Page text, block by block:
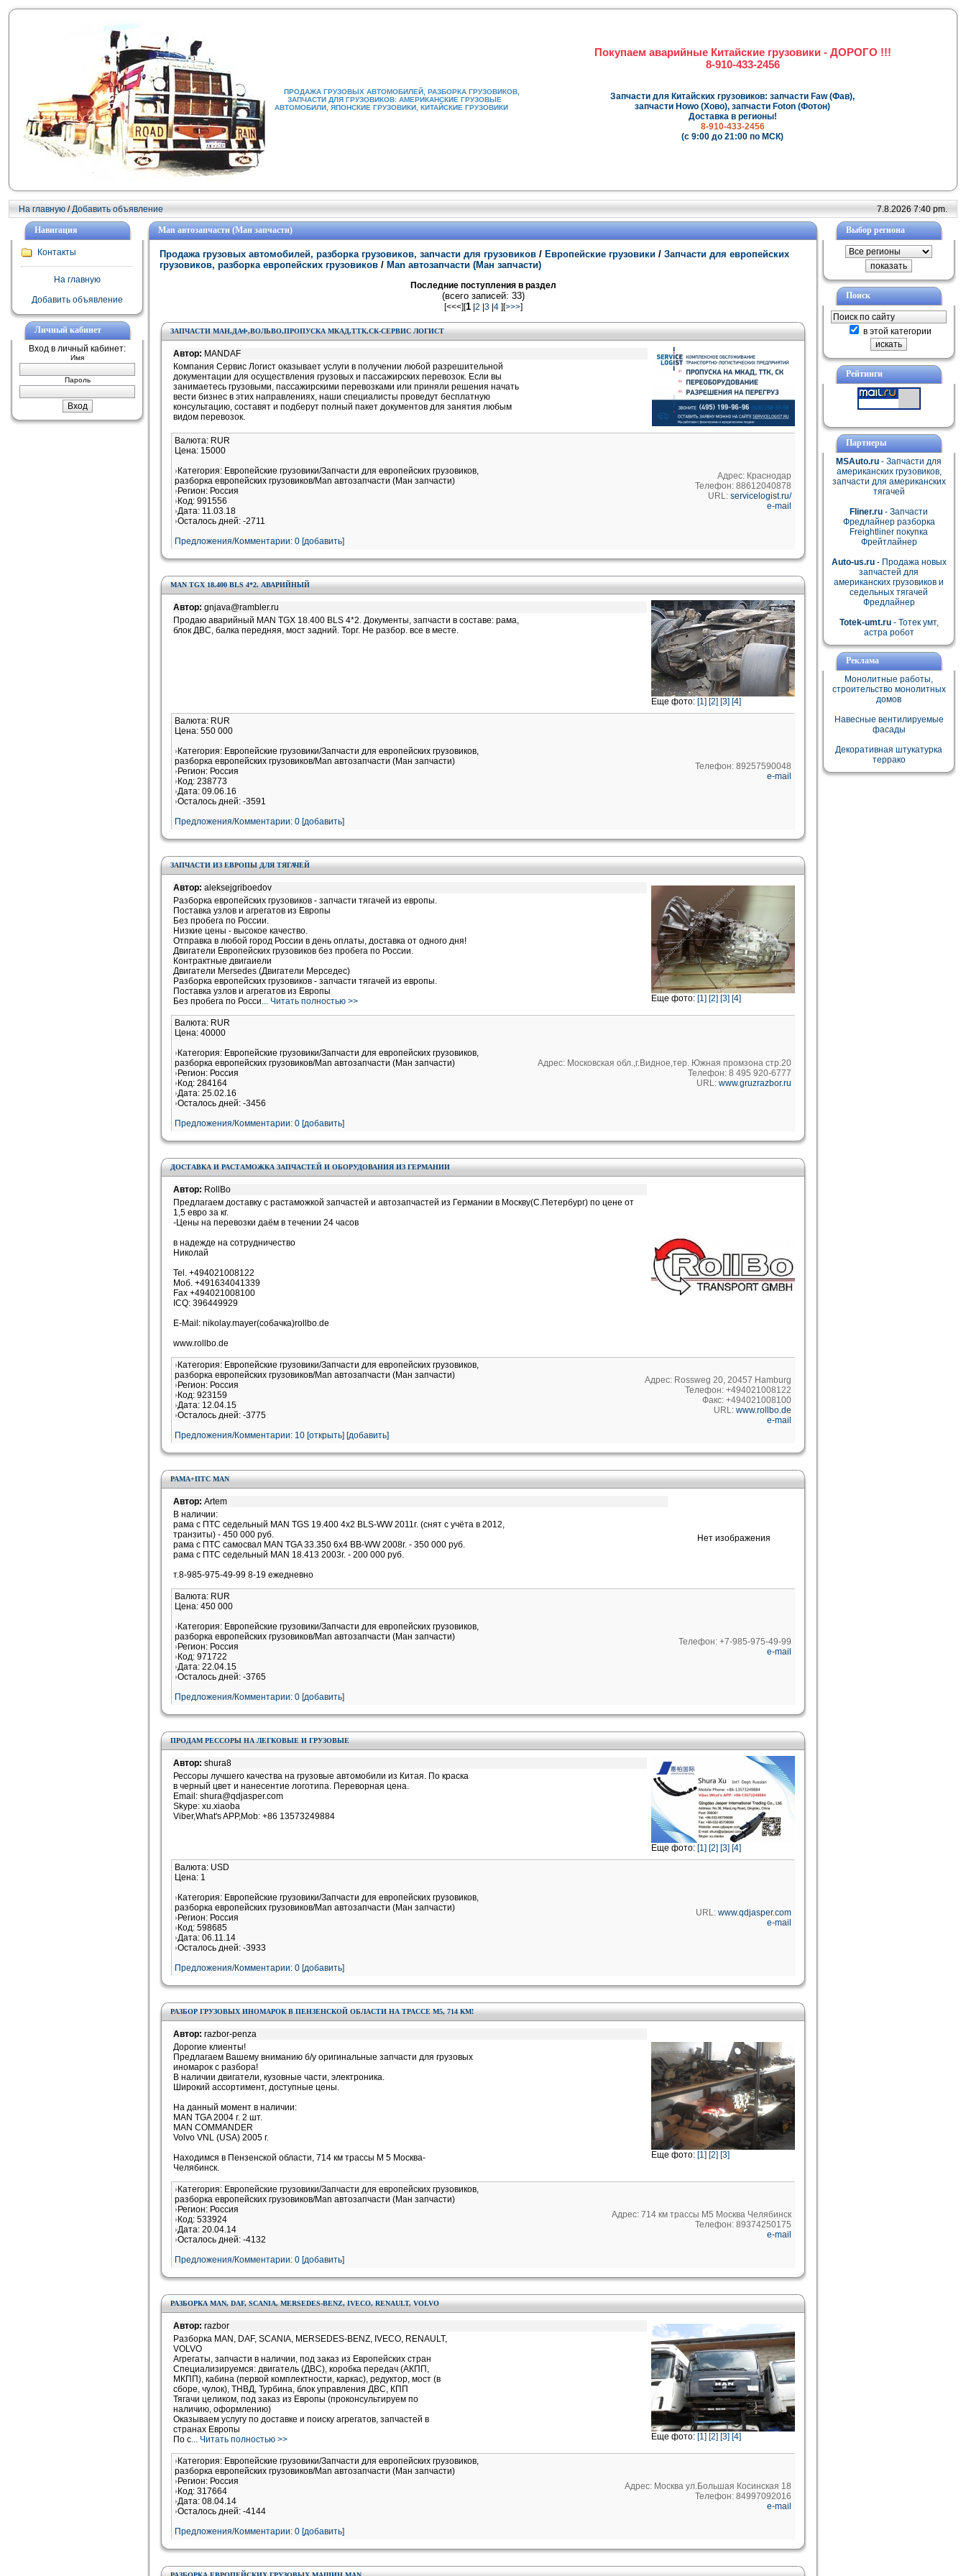
ПРОДАЖА ГРУЗОВЫХ АВТОМОБИЛЕЙ, РАЗБОРКА ГРУЗОВИКОВ,
ЗАПЧАСТИ ДЛЯ ГРУЗОВИКОВ: АМЕРИКАНСКИЕ ГРУЗОВЫЕ
АВТОМОБИЛИ, ЯПОНСКИЕ ГРУЗОВИКИ, КИТАЙСКИЕ ГРУЗОВИКИ
Покупаем аварийные Китайские грузовики - ДОРОГО !!!
8-910-433-2456
Запчасти для Китайских грузовиков: запчасти Faw (Фав),
запчасти Howo (Хово), запчасти Foton (Фотон)
Доставка в регионы!
8-910-433-2456
(с 9:00 до 21:00 по МСК)
На главную /Добавить объявление 7.8.2026 7:40 pm.
Навигация
Контакты
На главную
Добавить объявление
Личный кабинет
Вход в личный кабинет:
Имя
Пароль
Man автозапчасти (Ман запчасти)
Продажа грузовых автомобилей, разборка грузовиков, запчасти для грузовиков / Европейские грузовики / Запчасти для европейских
грузовиков, разборка европейских грузовиков / Man автозапчасти (Ман запчасти)
Последние поступления в раздел
(всего записей: 33)
[<<<][1| 2 3| 4][>>>]
ЗАПЧАСТИ МАН,ДАФ,ВОЛЬВО,ПРОПУСКА МКАД,ТТК,СК-СЕРВИС ЛОГИСТ
Автор: MANDAF
Компания Сервис Логист оказывает услуги в получении любой разрешительной
документации для осуществления грузовых и пассажирских перевозок. Если вы
занимаетесь грузовыми, пассажирскими перевозками или приняли решения начать
вести бизнес в этих направлениях, наши специалисты проведут бесплатную
консультацию, составят и подберут полный пакет документов для занятия любым
видом перевозок.
Валюта: RUR
Цена: 15000
Категория: Европейские грузовики/Запчасти для европейских грузовиков,
разборка европейских грузовиков/Man автозапчасти (Ман запчасти)
Регион: Россия
Код: 991556
Дата: 11.03.18
Осталось дней: -2711
Предложения/Комментарии: 0 [добавить]
Адрес: Краснодар
Телефон: 88612040878
URL: servicelogist.ru/
e-mail
MAN TGX 18.400 BLS 4*2. АВАРИЙНЫЙ
Автор: gnjava@rambler.ru
Продаю аварийный MAN TGX 18.400 BLS 4*2. Документы, запчасти в составе: рама,
блок ДВС, балка передняя, мост задний. Торг. Не разбор. все в месте.
Еще фото: [1] [2] [3] [4]
Валюта: RUR
Цена: 550 000
Категория: Европейские грузовики/Запчасти для европейских грузовиков,
разборка европейских грузовиков/Man автозапчасти (Ман запчасти)
Регион: Россия
Код: 238773
Дата: 09.06.16
Осталось дней: -3591
Предложения/Комментарии: 0 [добавить]
Телефон: 89257590048
e-mail
ЗАПЧАСТИ ИЗ ЕВРОПЫ ДЛЯ ТЯГАЧЕЙ
Автор: aleksejgriboedov
Разборка европейских грузовиков - запчасти тягачей из европы.
Поставка узлов и агрегатов из Европы
Без пробега по России.
Низкие цены - высокое качество.
Отправка в любой город России в день оплаты, доставка от одного дня!
Двигатели Европейских грузовиков без пробега по России.
Контрактные двигаиели
Двигатели Mersedes (Двигатели Мерседес)
Разборка европейских грузовиков - запчасти тягачей из европы.
Поставка узлов и агрегатов из Европы
Без пробега по Росси... Читать полностью >> Еще фото: [1] [2] [3] [4]
Валюта: RUR
Цена: 40000
Категория: Европейские грузовики/Запчасти для европейских грузовиков,
разборка европейских грузовиков/Man автозапчасти (Ман запчасти)
Регион: Россия
Код: 284164
Дата: 25.02.16
Осталось дней: -3456
Предложения/Комментарии: 0 [добавить]
Адрес: Московская обл.,г.Видное,тер. Южная промзона стр.20
Телефон: 8 495 920-6777
URL: www.gruzrazbor.ru
ДОСТАВКА И РАСТАМОЖКА ЗАПЧАСТЕЙ И ОБОРУДОВАНИЯ ИЗ ГЕРМАНИИ
Автор: RollBo
Предлагаем доставку с растаможкой запчастей и автозапчастей из Германии в Москву(С.Петербург) по цене от
1,5 евро за кг.
-Цены на перевозки даём в течении 24 часов
в надежде на сотрудничество
Николай
Tel. +494021008122
Моб. +491634041339
Fax +494021008100
ICQ: 396449929
E-Mail: nikolay.mayer(собачка)rollbo.de
www.rollbo.de
Категория: Европейские грузовики/Запчасти для европейских грузовиков,
разборка европейских грузовиков/Man автозапчасти (Ман запчасти)
Регион: Россия
Код: 923159
Дата: 12.04.15
Осталось дней: -3775
Предложения/Комментарии: 10 [открыть] [добавить]
Адрес: Rossweg 20, 20457 Hamburg
Телефон: +494021008122
Факс: +494021008100
URL: www.rollbo.de
e-mail
РАМА+ПТС MAN
Автор: Artem
В наличии:
рама с ПТС седельный MAN TGS 19.400 4х2 BLS-WW 2011г. (снят с учёта в 2012,
транзиты) - 450 000 руб.
рама с ПТС самосвал MAN TGA 33.350 6x4 BB-WW 2008г. - 350 000 руб.
рама с ПТС седельный MAN 18.413 2003г. - 200 000 руб.
т.8-985-975-49-99 8-19 ежедневно
Нет изображения
Валюта: RUR
Цена: 450 000
Категория: Европейские грузовики/Запчасти для европейских грузовиков,
разборка европейских грузовиков/Man автозапчасти (Ман запчасти)
Регион: Россия
Код: 971722
Дата: 22.04.15
Осталось дней: -3765
Предложения/Комментарии: 0 [добавить]
Телефон: +7-985-975-49-99
e-mail
ПРОДАМ РЕССОРЫ НА ЛЕГКОВЫЕ И ГРУЗОВЫЕ
Автор: shura8
Рессоры лучшего качества на грузовые автомобили из Китая. По краска
в черный цвет и нанесентие логотипа. Переворная цена.
Email: shura@qdjasper.com
Skype: xu.xiaoba
Viber,What's APP,Mob: +86 13573249884
Еще фото: [1] [2] [3] [4]
Валюта: USD
Цена: 1
Категория: Европейские грузовики/Запчасти для европейских грузовиков,
разборка европейских грузовиков/Man автозапчасти (Ман запчасти)
Регион: Россия
Код: 598685
Дата: 06.11.14
Осталось дней: -3933
Предложения/Комментарии: 0 [добавить]
URL: www.qdjasper.com
e-mail
РАЗБОР ГРУЗОВЫХ ИНОМАРОК В ПЕНЗЕНСКОЙ ОБЛАСТИ НА ТРАССЕ М5, 714 КМ!
Автор: razbor-penza
Дорогие клиенты!
Предлагаем Вашему вниманию б/у оригинальные запчасти для грузовых
иномарок с разбора!
В наличии двигатели, кузовные части, электроника.
Широкий ассортимент, доступные цены.
На данный момент в наличии:
MAN TGA 2004 г. 2 шт.
MAN COMMANDER
Volvo VNL (USA) 2005 г.
Находимся в Пензенской области, 714 км трассы М 5 Москва-
Челябинск.
Еще фото: [1] [2] [3]
Категория: Европейские грузовики/Запчасти для европейских грузовиков,
разборка европейских грузовиков/Man автозапчасти (Ман запчасти)
Регион: Россия
Код: 533924
Дата: 20.04.14
Осталось дней: -4132
Предложения/Комментарии: 0 [добавить]
Адрес: 714 км трассы М5 Москва Челябинск
Телефон: 89374250175
e-mail
РАЗБОРКА MAN, DAF, SCANIA, MERSEDES-BENZ, IVECO, RENAULT, VOLVO
Автор: razbor
Разборка MAN, DAF, SCANIA, MERSEDES-BENZ, IVECO, RENAULT,
VOLVO
Агрегаты, запчасти в наличии, под заказ из Европейских стран
Специализируемся: двигатель (ДВС), коробка передач (АКПП,
МКПП), кабина (первой комплектности, каркас), редуктор, мост (в
сборе, чулок), ТНВД, Турбина, блок управления ДВС, КПП
Тягачи целиком, под заказ из Европы (проконсультируем по
наличию, оформлению)
Оказываем услугу по доставке и поиску агрегатов, запчастей в
странах Европы
По с... Читать полностью >> Еще фото: [1] [2] [3] [4]
Категория: Европейские грузовики/Запчасти для европейских грузовиков,
разборка европейских грузовиков/Man автозапчасти (Ман запчасти)
Регион: Россия
Код: 317664
Дата: 08.04.14
Осталось дней: -4144
Предложения/Комментарии: 0 [добавить]
Адрес: Москва ул.Большая Косинская 18
Телефон: 84997092016
e-mail
Выбор региона
Поиск
в этой категории
Рейтинги
Партнеры
MSAuto.ru - Запчасти для
американских грузовиков,
запчасти для американских
тягачей
Fliner.ru - Запчасти
Фредлайнер разборка
Freightliner покупка
Фрейтлайнер
Auto-us.ru- Продажа новых
запчастей для
американских грузовиков и
седельных тягачей
Фредлайнер
Totek-umt.ru- Тотек умт,
астра робот
Реклама
Монолитные работы,
строительство монолитных
домов
Навесные вентилируемые
фасады
Декоративная штукатурка
террако